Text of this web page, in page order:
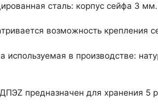
сталь: корпус сейфа 3
возможность крепления
используемая в производстве:
предназначен для хранения 5